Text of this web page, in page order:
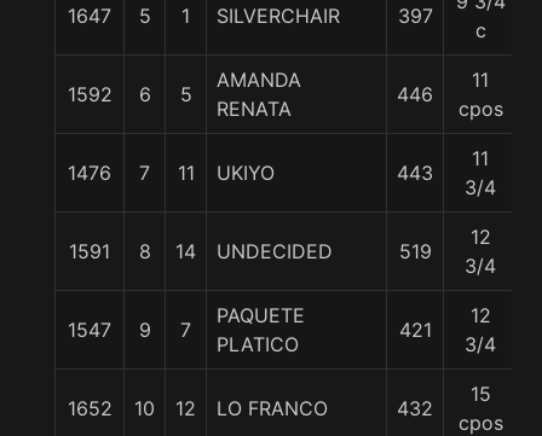
1647 5 1 SILVERCHAIR 397
c
1592 6 5
AMANDA
RENATA
446
11
cpos
1476 7 11 UKIYO 443
11
3/4
1591 8 14 UNDECIDED 519
12
3/4
1547 9 7
PAQUETE
PLATICO
421
12
3/4
1652 10 12 LO FRANCO 432
15
cpos